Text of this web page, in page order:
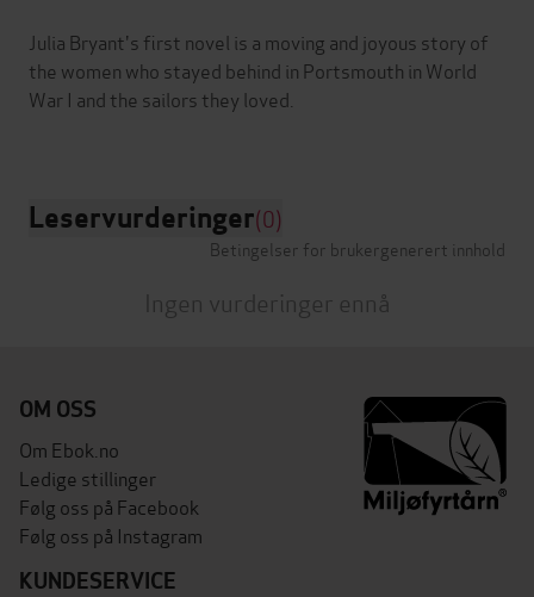
Julia Bryant's first novel is a moving and joyous story of
the women who stayed behind in Portsmouth in World
War I and the sailors they loved.
Leservurderinger(0)
Betingelser for brukergenerert innhold
Ingen vurderinger ennå
OM OSS
Om Ebok.no
Ledige stillinger
Følg oss på Facebook
Følg oss på Instagram
KUNDESERVICE